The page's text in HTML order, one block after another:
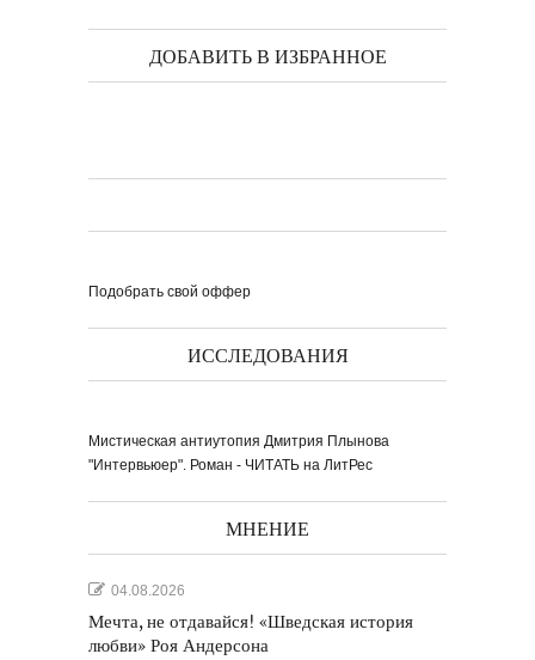
ДОБАВИТЬ В ИЗБРАННОЕ
Подобрать свой оффер
ИССЛЕДОВАНИЯ
Мистическая антиутопия Дмитрия Плынова
"Интервьюер". Роман - ЧИТАТЬ на ЛитРес
МНЕНИЕ
04.08.2026
Мечта, не отдавайся! «Шведская история
любви» Роя Андерсона